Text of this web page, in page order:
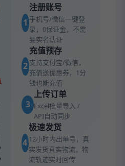
1
注册账号
手机号/微信一键登
录，0保证金，不需
要实名认证
2
充值预存
支持支付宝/微信，
充值送优惠券，1分
钱也能充值
3
上传订单
Excel批量导入 /
API自动同步
4
极速发货
12小时内出单号，真
实发货真实物流，物
流轨迹实时回传